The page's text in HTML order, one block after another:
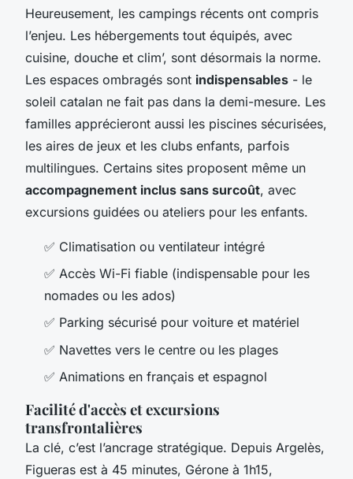
Heureusement, les campings récents ont compris
l’enjeu. Les hébergements tout équipés, avec
cuisine, douche et clim’, sont désormais la norme.
Les espaces ombragés sont indispensables - le
soleil catalan ne fait pas dans la demi-mesure. Les
familles apprécieront aussi les piscines sécurisées,
les aires de jeux et les clubs enfants, parfois
multilingues. Certains sites proposent même un
accompagnement inclus sans surcoût, avec
excursions guidées ou ateliers pour les enfants.
✅ Climatisation ou ventilateur intégré
✅ Accès Wi-Fi fiable (indispensable pour les
nomades ou les ados)
✅ Parking sécurisé pour voiture et matériel
✅ Navettes vers le centre ou les plages
✅ Animations en français et espagnol
Facilité d'accès et excursions
transfrontalières
La clé, c’est l’ancrage stratégique. Depuis Argelès,
Figueras est à 45 minutes, Gérone à 1h15,